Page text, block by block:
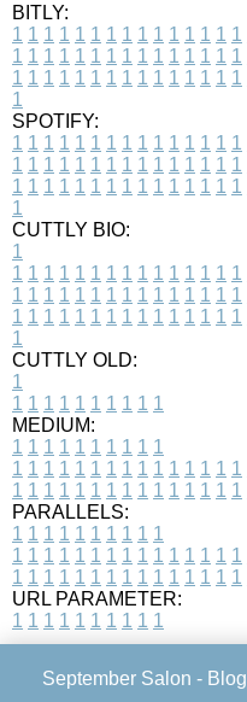
BITLY:
1 1 1 1 1 1 1 1 1 1 1 1 1 1 1
1 1 1 1 1 1 1 1 1 1 1 1 1 1 1
1 1 1 1 1 1 1 1 1 1 1 1 1 1 1
1
SPOTIFY:
1 1 1 1 1 1 1 1 1 1 1 1 1 1 1
1 1 1 1 1 1 1 1 1 1 1 1 1 1 1
1 1 1 1 1 1 1 1 1 1 1 1 1 1 1
1
CUTTLY BIO:
1
1 1 1 1 1 1 1 1 1 1 1 1 1 1 1
1 1 1 1 1 1 1 1 1 1 1 1 1 1 1
1 1 1 1 1 1 1 1 1 1 1 1 1 1 1
1
CUTTLY OLD:
1
1 1 1 1 1 1 1 1 1 1
MEDIUM:
1 1 1 1 1 1 1 1 1 1
1 1 1 1 1 1 1 1 1 1 1 1 1 1 1
1 1 1 1 1 1 1 1 1 1 1 1 1 1 1
PARALLELS:
1 1 1 1 1 1 1 1 1 1
1 1 1 1 1 1 1 1 1 1 1 1 1 1 1
1 1 1 1 1 1 1 1 1 1 1 1 1 1 1
URL PARAMETER:
1 1 1 1 1 1 1 1 1 1
September Salon - Blog